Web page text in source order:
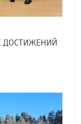
ДОСТИЖЕНИЙ